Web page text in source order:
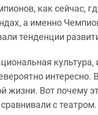
как сейчас,
а именно
тенденции
культура,
интересно.
жизни. Вот почему
с театром.